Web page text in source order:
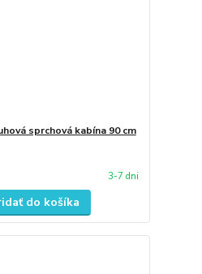
sprchová kabína 90 cm
3-7 dni
do košíka